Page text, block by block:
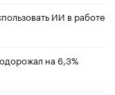
ИИ в работе
на 6,3%